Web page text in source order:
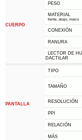
CUERPO
PESO
MATERIAL
frente, abajo, marco
CONEXIÓN
RANURA
LECTOR DE
DACTILAR
PANTALLA
TIPO
TAMAÑO
RESOLUCIÓN
PPI
RELACIÓN
MÁS